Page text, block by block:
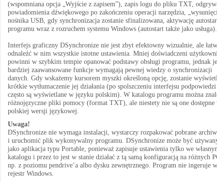
(wspomniana opcja „Wyjście z zapisem”), zapis logu do pliku TXT,
powiadomienia dźwiękowego po zakończeniu operacji narzędzia,
nośnika USB, gdy synchronizacja zostanie sfinalizowana, aktywację
programu wraz z rozruchem systemu Windows (autostart także jako usługa).
Interfejs graficzny DSynchronize nie jest zbyt efektowny wizualnie, ale
odnaleźć w nim wszystkie istotne ustawienia. Mniej doświadczeni
powinni w szybkim tempie opanować podstawy obsługi programu, jednak
bardziej zaawansowane funkcje wymagają pewnej wiedzy o synchronizacji
danych. Gdy wskażemy kursorem myszki określoną opcję, zostanie
krótkie wytłumaczenie jej działania (po spolszczeniu interfejsu podpowiedzi
często są wyświetlane w języku polskim). W katalogu programu można
różnojęzyczne pliki pomocy (format TXT), ale niestety nie są one dostępne
polskiej wersji językowej.
Uwaga!
DSynchronize nie wymaga instalacji, wystarczy rozpakować pobrane
i uruchomić plik wykonywalny programu. DSynchronize może być
jako aplikacja typu Portable, ponieważ zapisuje ustawienia tylko we
katalogu i przez to jest w stanie działać z tą samą konfiguracją na różnych
np. z poziomu pendrive’a albo dysku zewnętrznego. Program nie ingeruje w
rejestr Windows.